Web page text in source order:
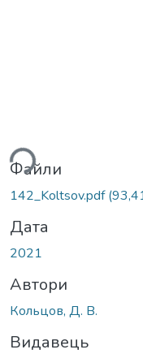
Файли
142_Koltsov.pdf
Дата
2021
Автори
Кольцов, Д. В.
Видавець